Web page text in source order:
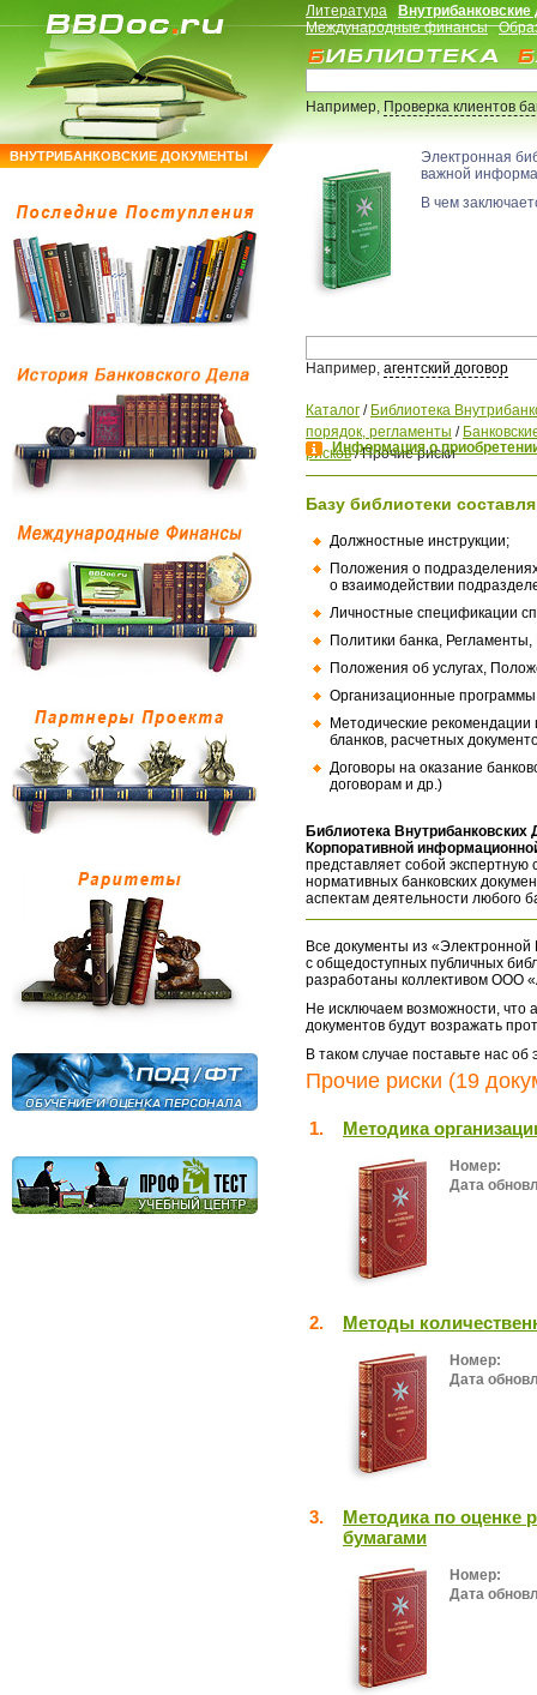
ВНУТРИБАНКОВСКИЕ ДОКУМЕНТЫ
Литература
Международные финансы
Например,Проверка клиентов
Электронная
важной
В чем
Например, агентский договор
Каталог / Библиотека
порядок, регламенты /
рисков/Прочие риски
Информация о
Базу библиотеки
Должностные инструкции;
Положения о
о взаимодействии
Личностные спецификации
Политики банка,
Положения об услугах,
Организационные
Методические
бланков, расчетных
Договоры на оказание
договорам и др.)
Библиотека
Корпоративной
представляет собой экспертную
нормативных банковских
аспектам деятельности любого
Все документы из «Электронной
с общедоступных публичных
разработаны коллективом ООО
Не исключаем возможности, что
документов будут возражать
В таком случае поставьте нас
Прочие риски (19
1. Методика
Номер:
Дата
2. Методы
Номер:
Дата
3.
Методика по оценке
бумагами
Номер:
Дата